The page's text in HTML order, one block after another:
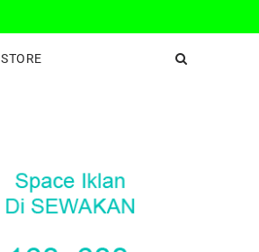
STORE